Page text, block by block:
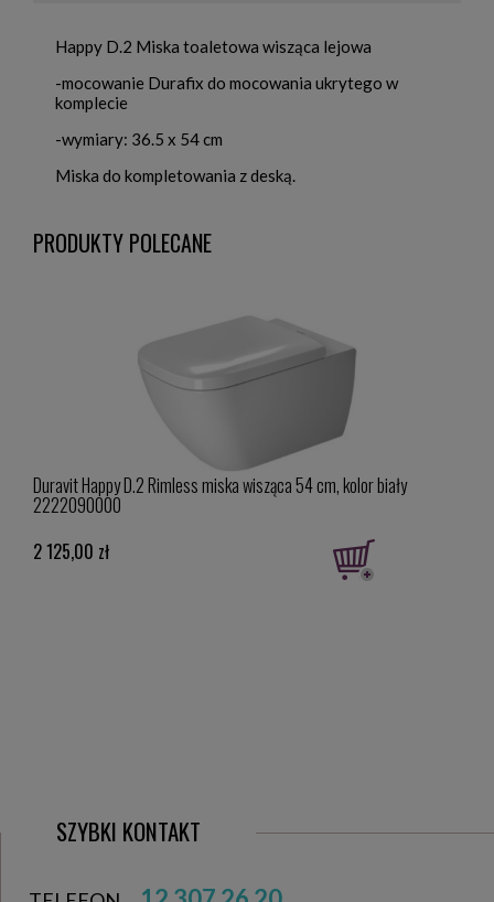
Happy D.2 Miska toaletowa wisząca lejowa
-mocowanie Durafix do mocowania ukrytego w
komplecie
-wymiary: 36.5 x 54 cm
Miska do kompletowania z deską.
PRODUKTY POLECANE
Duravit Happy D.2 Rimless miska wisząca 54 cm, kolor biały
2222090000
2 125,00 zł
SZYBKI KONTAKT